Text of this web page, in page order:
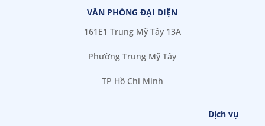
VĂN PHÒNG ĐẠI DIỆN
161E1 Trung Mỹ Tây 13A
Phường Trung Mỹ Tây
TP Hồ Chí Minh
Dịch vụ